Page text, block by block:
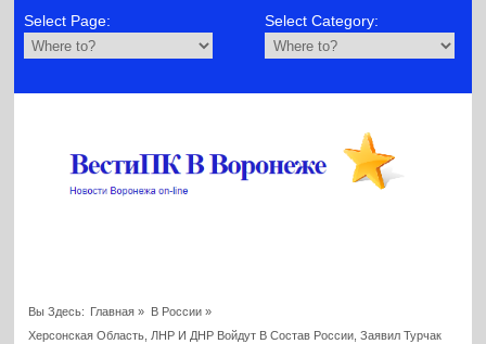
Select Page: Select Category:
Вы Здесь: Главная » В России»
Херсонская Область, ЛНР И ДНР Войдут В Состав России, Заявил Турчак